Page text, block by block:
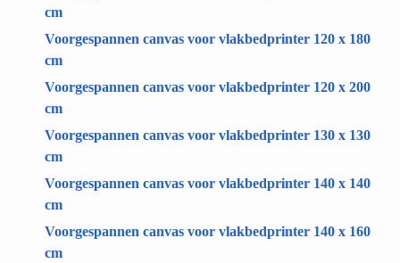
cm
Voorgespannen canvas voor vlakbedprinter 120 x 180
cm
Voorgespannen canvas voor vlakbedprinter 120 x 200
cm
Voorgespannen canvas voor vlakbedprinter 130 x 130
cm
Voorgespannen canvas voor vlakbedprinter 140 x 140
cm
Voorgespannen canvas voor vlakbedprinter 140 x 160
cm